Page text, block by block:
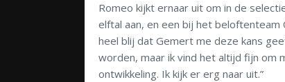
Romeo kijkt ernaar uit om in de
elftal aan, en een bij het beloftenteam
heel blij dat Gemert me deze kans
worden, maar ik vind het altijd fijn om
ontwikkeling. Ik kijk er erg naar uit.”